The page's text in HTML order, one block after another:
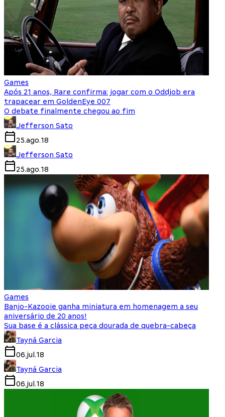
Games
Após 21 anos, Rare confirma: jogar com o Oddjob era
trapacear em GoldenEye 007
O debate finalmente chegou ao fim
Jefferson Sato
25.ago.18
Jefferson Sato
25.ago.18
Games
Banjo-Kazooie ganha miniatura em homenagem a seu
aniversário de 20 anos!
Sua base é a clássica peça dourada de quebra-cabeça
Tayná Garcia
06.jul.18
Tayná Garcia
06.jul.18